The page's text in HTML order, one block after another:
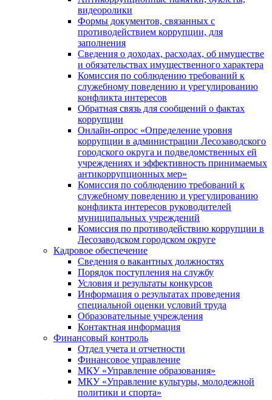
видеоролики
Формы документов, связанных с
противодействием коррупции, для
заполнения
Сведения о доходах, расходах, об имуществе
и обязательствах имущественного характера
Комиссия по соблюдению требований к
служебному поведению и урегулированию
конфликта интересов
Обратная связь для сообщений о фактах
коррупции
Онлайн-опрос «Определение уровня
коррупции в администрации Лесозаводского
городского округа и подведомственных ей
учреждениях и эффективность принимаемых
антикоррупционных мер»
Комиссия по соблюдению требований к
служебному поведению и урегулированию
конфликта интересов руководителей
муниципальных учреждений
Комиссия по противодействию коррупции в
Лесозаводском городском округе
Кадровое обеспечение
Сведения о вакантных должностях
Порядок поступления на службу
Условия и результаты конкурсов
Информация о результатах проведения
специальной оценки условий труда
Образовательные учреждения
Контактная информация
Финансовый контроль
Отдел учета и отчетности
Финансовое управление
МКУ «Управление образования»
МКУ «Управление культуры, молодежной
политики и спорта»